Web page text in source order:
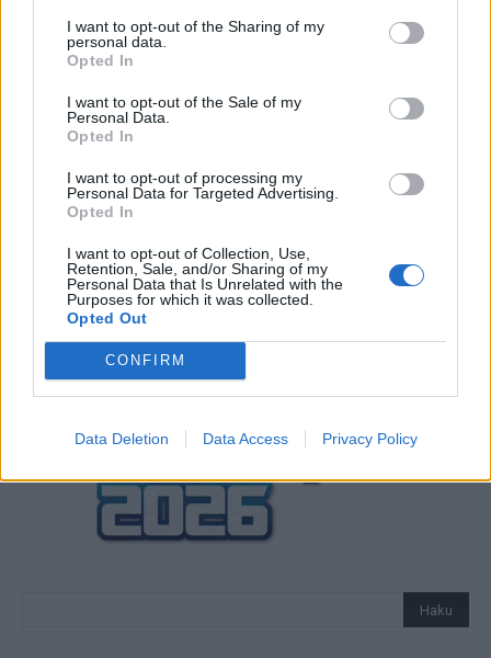
I want to opt-out of the Sharing of my
personal data.
Opted In
I want to opt-out of the Sale of my
Personal Data.
Opted In
I want to opt-out of processing my
Personal Data for Targeted Advertising.
Opted In
I want to opt-out of Collection, Use,
Retention, Sale, and/or Sharing of my
Personal Data that Is Unrelated with the
Purposes for which it was collected.
Opted Out
CONFIRM
Data Deletion Data Access Privacy Policy
Pudotuspelit – tässä kaavio
Argentiinan joukkue jalkapallon MM-
kisoihin 2026
Espanjan joukkue jalkapallon MM-